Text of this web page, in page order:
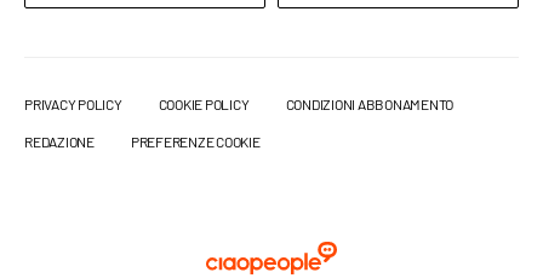
PRIVACY POLICY COOKIE POLICY CONDIZIONI ABBONAMENTO
REDAZIONE PREFERENZE COOKIE